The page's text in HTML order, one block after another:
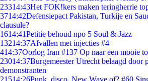
23314:43Het FOK!kers maken teringherrie
3714:42Defensiepact Pakistan, Turkije en
clausule?
1614:41Petitie behoud npo 5 Soul & Jazz
13214:37Afvallen met injecties #4
414:37Oorlog Iran #137 Op naar een mooie
23014:37Burgemeester Utrecht belaagd door
demonstranten
21514:26Punk, disco, New Wave of? #60